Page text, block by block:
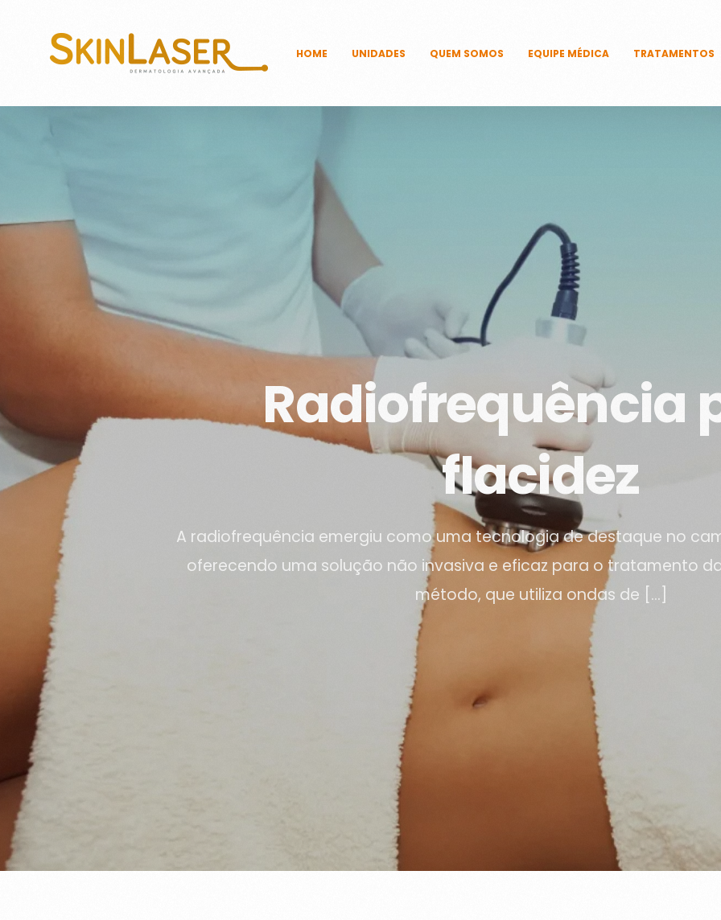
HOME UNIDADES QUEM SOMOS EQUIPE MÉDICA TRATAMENTOS
Radiofrequência
flacidez
A radiofrequência emergiu como uma tecnologia de destaque no
oferecendo uma solução não invasiva e eficaz para o tratamento
método, que utiliza ondas de […]